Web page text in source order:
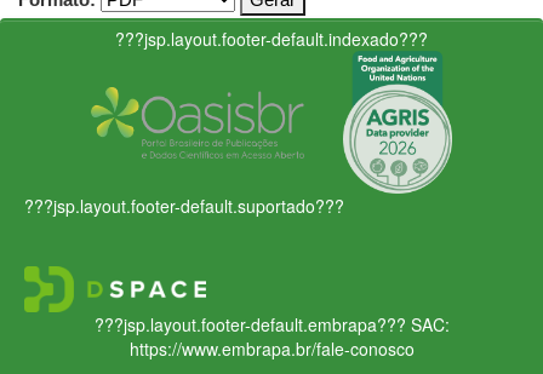
???jsp.layout.footer-default.indexado???
???jsp.layout.footer-default.suportado???
???jsp.layout.footer-default.embrapa??? SAC:
https://www.embrapa.br/fale-conosco